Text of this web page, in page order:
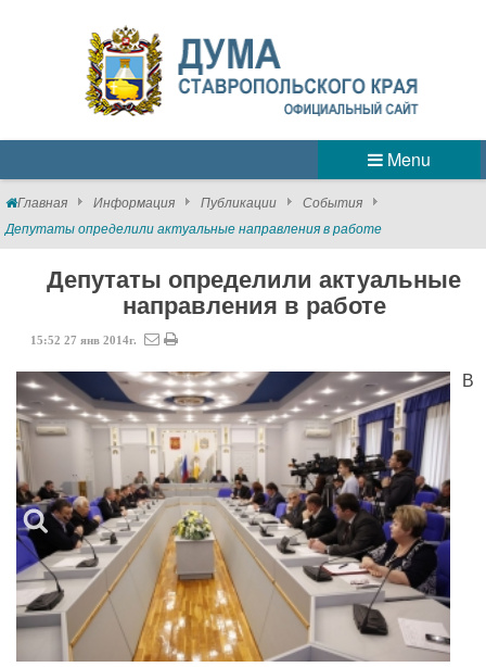
Menu
Главная Информация Публикации
События
Депутаты определили актуальные направления в работе
Депутаты определили актуальные
направления в работе
15:52 27 янв 2014г.
В